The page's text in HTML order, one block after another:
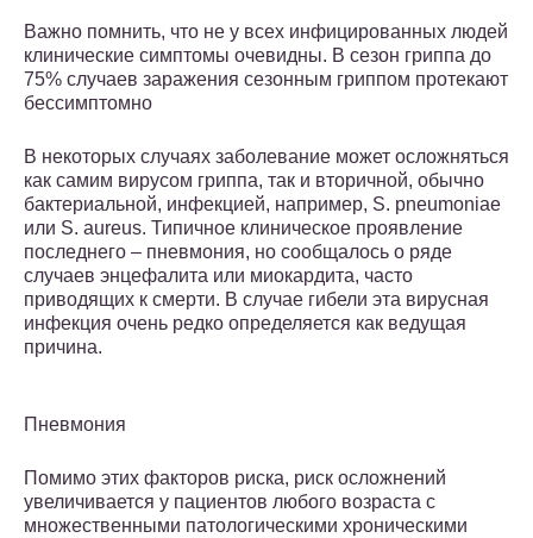
Важно помнить, что не у всех инфицированных людей
клинические симптомы очевидны. В сезон гриппа до
75% случаев заражения сезонным гриппом протекают
бессимптомно
В некоторых случаях заболевание может осложняться
как самим вирусом гриппа, так и вторичной, обычно
бактериальной, инфекцией, например, S. pneumoniae
или S. aureus. Типичное клиническое проявление
последнего – пневмония, но сообщалось о ряде
случаев энцефалита или миокардита, часто
приводящих к смерти. В случае гибели эта вирусная
инфекция очень редко определяется как ведущая
причина.
Пневмония
Помимо этих факторов риска, риск осложнений
увеличивается у пациентов любого возраста с
множественными патологическими хроническими